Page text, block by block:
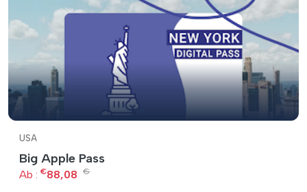
USA
Big Apple Pass
Ab : €88,08 €